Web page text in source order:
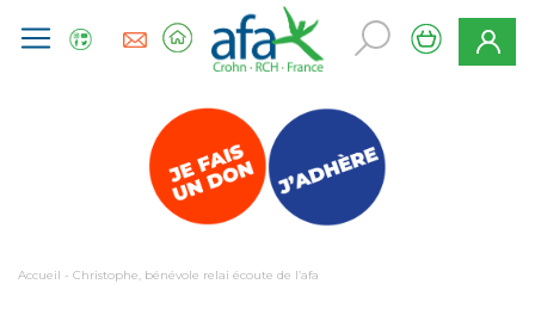
Accueil - Christophe, bénévole relai écoute de l’afa